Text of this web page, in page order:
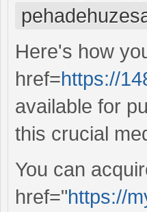
Here's how
href=https://
available for
this crucial
You can
href="https://